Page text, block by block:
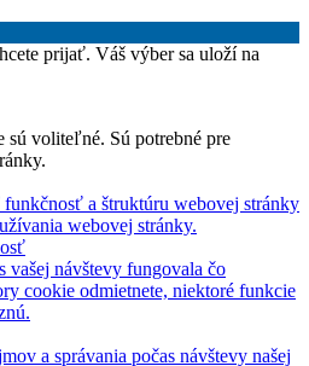
prijať. Váš výber sa uloží na
sú voliteľné. Sú potrebné pre
a štruktúru webovej stránky
webovej stránky.
vašej návštevy fungovala čo
cookie odmietnete, niektoré funkcie
a správania počas návštevy našej